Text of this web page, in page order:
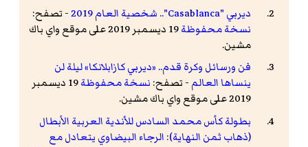
ديربي "Casablanca".. شخصية العام 2019
- تصفح:
نسخة محفوظة
19 ديسمبر 2019 على موقع واي باك
مشين.
فن ورسائل وكرة قدم.. «ديربي كازابلانكا» ليلة لن
ينساها العالم - تصفح: نسخة محفوظة
19 ديسمبر
2019 على موقع واي باك مشين.
بطولة كأس محمد السادس للأندية العربية الأبطال
(ذهاب ثمن النهاية): الرجاء البيضاوي يتعادل مع